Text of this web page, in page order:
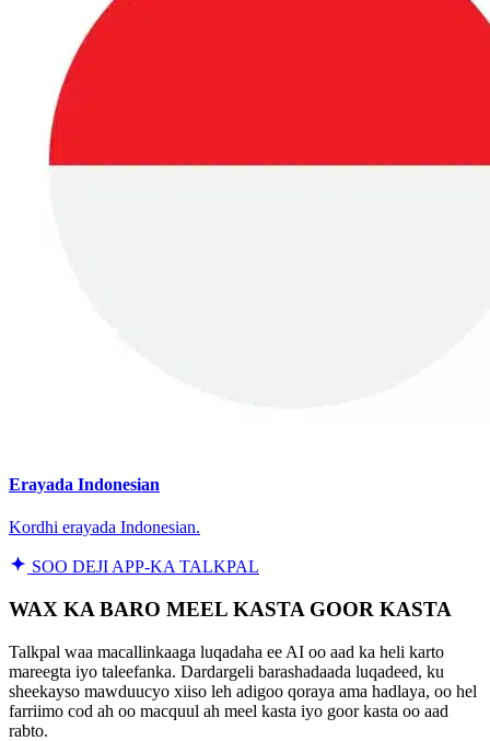
Erayada Indonesian
Kordhi erayada Indonesian.
SOO DEJI APP-KA TALKPAL
WAX KA BARO MEEL KASTA GOOR KASTA
Talkpal waa macallinkaaga luqadaha ee AI oo aad ka heli karto
mareegta iyo taleefanka. Dardargeli barashadaada luqadeed, ku
sheekayso mawduucyo xiiso leh adigoo qoraya ama hadlaya, oo hel
farriimo cod ah oo macquul ah meel kasta iyo goor kasta oo aad
rabto.